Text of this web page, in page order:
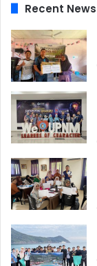
Recent News